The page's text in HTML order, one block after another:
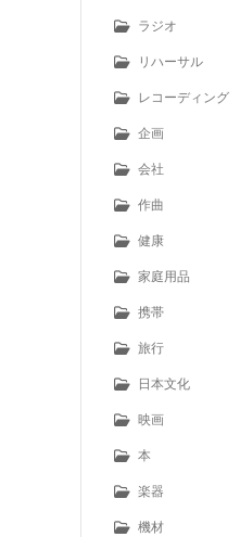
ラジオ
リハーサル
レコーディング
企画
会社
作曲
健康
家庭用品
携帯
旅行
日本文化
映画
本
楽器
機材